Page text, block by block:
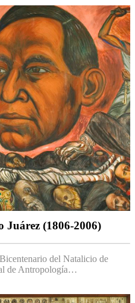
Juárez (1806-2006)
del Natalicio de
de Antropología…